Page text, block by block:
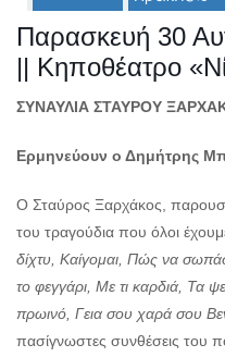
ΤΟΠΟΣ
ΑΝΘΕΚΤΙΚΗ
ΠΟΛΗ
Παρασκευή 30
|| Κηποθέατρο
ΣΥΝΑΥΛΙΑ ΣΤΑΥΡΟΥ
Ερμηνεύουν ο Δημήτρης
Ο Σταύρος Ξαρχάκος,
του τραγούδια που όλοι
δίχτυ, Καίγομαι, Πώς να
το φεγγάρι, Με τι καρδιά, Τα
πρωινό, Γεια σου χαρά σου
πασίγνωστες συνθέσεις του